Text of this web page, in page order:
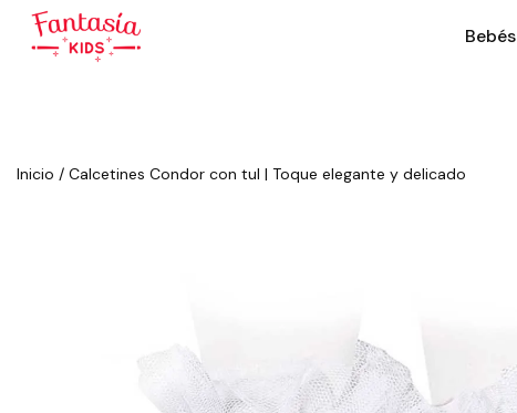
Bebés
Inicio / Calcetines Condor con tul | Toque elegante y delicado